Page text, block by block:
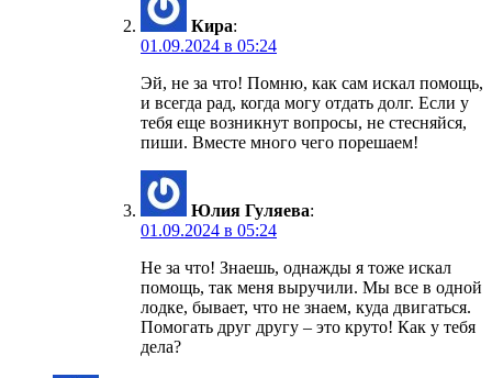
Кира:
01.09.2024 в 05:24
Эй, не за что! Помню, как сам искал помощь,
и всегда рад, когда могу отдать долг. Если у
тебя еще возникнут вопросы, не стесняйся,
пиши. Вместе много чего порешаем!
Юлия Гуляева:
01.09.2024 в 05:24
Не за что! Знаешь, однажды я тоже искал
помощь, так меня выручили. Мы все в одной
лодке, бывает, что не знаем, куда двигаться.
Помогать друг другу – это круто! Как у тебя
дела?